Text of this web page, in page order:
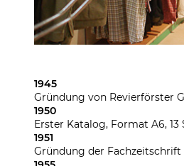
1945
Gründung von Revierförster
1950
Erster Katalog, Format A6,
1951
Gründung der Fachzeitschrift